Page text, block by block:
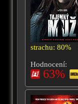
strachu: 80%
Hodnocení:
63%